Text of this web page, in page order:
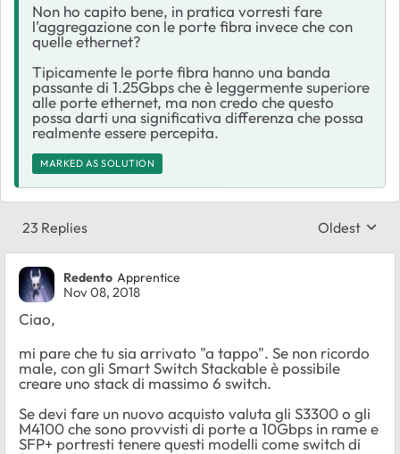
Non ho capito bene, in pratica vorresti fare
l'aggregazione con le porte fibra invece che con
quelle ethernet?
Tipicamente le porte fibra hanno una banda
passante di 1.25Gbps che è leggermente superiore
alle porte ethernet, ma non credo che questo
possa darti una significativa differenza che possa
realmente essere percepita.
MARKED AS SOLUTION
23 Replies Replies
Oldest
Redento Apprentice
Nov 08, 2018
Ciao,
mi pare che tu sia arrivato "a tappo". Se non ricordo
male, con gli Smart Switch Stackable è possibile
creare uno stack di massimo 6 switch.
Se devi fare un nuovo acquisto valuta gli S3300 o gli
M4100 che sono provvisti di porte a 10Gbps in rame e
SFP+ portresti tenere questi modelli come switch di